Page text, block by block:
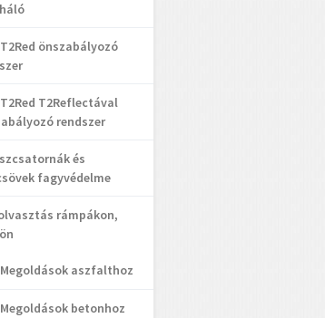
T2Red önszabályozó
T2Red T2Reflectával
rendszer
és
fagyvédelme
rámpákon,
Megoldások aszfalthoz
Megoldások betonhoz